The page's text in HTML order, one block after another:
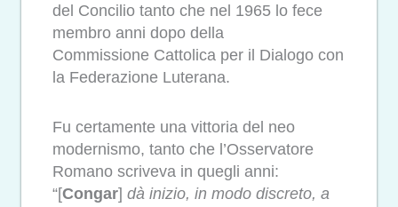
del Concilio tanto che nel 1965 lo fece
membro anni dopo della
Commissione Cattolica per il Dialogo con
la Federazione Luterana.
Fu certamente una vittoria del neo
modernismo, tanto che l’Osservatore
Romano scriveva in quegli anni:
“[Congar] dà inizio, in modo discreto, a